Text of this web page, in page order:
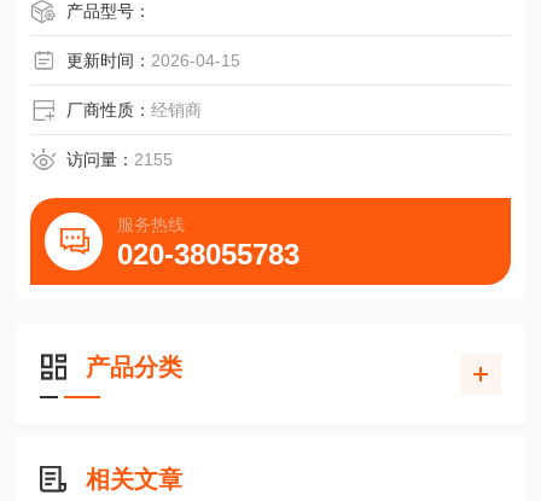
产品型号：
更新时间： 2026-04-15
厂商性质：经销商
访问量： 2155
服务热线
020-38055783
产品分类
相关文章